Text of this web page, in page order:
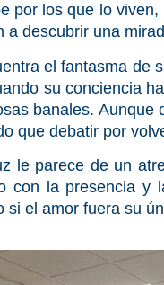
por los que lo
descubrir una
el fantasma de
su conciencia
banales.
que debatir por
le parece de un
la presencia y
si el amor fuera su